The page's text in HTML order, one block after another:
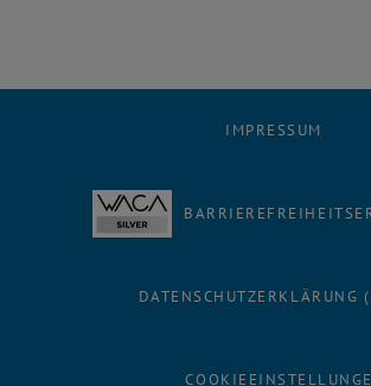
IMPRESSUM
DATENSCHUTZERKLÄRUNG